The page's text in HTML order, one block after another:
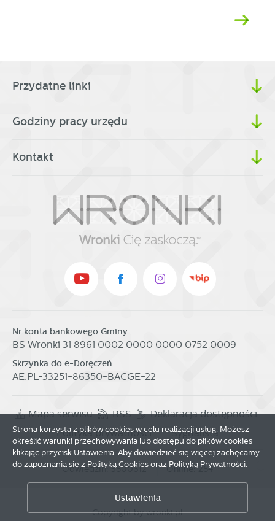
Przydatne linki
Godziny pracy urzędu
Kontakt
Nr konta bankowego Gminy:
BS Wronki 31 8961 0002 0000 0000 0752 0009
Skrzynka do e-Doręczeń:
AE:PL-33251-86350-BACGE-22
Mapa serwisu RSS
Deklaracja dostępności
Polityka prywatności
Sygnalista
Odwiedzin: 3800612 Online: 284
Copyright by wronki.pl
Strona korzysta z plików cookies w celu realizacji usług. Możesz
określić warunki przechowywania lub dostępu do plików cookies
klikając przycisk Ustawienia. Aby dowiedzieć się więcej zachęcamy
do zapoznania się z Polityką Cookies oraz Polityką Prywatności.
Ustawienia
Zezwól na wszystkie